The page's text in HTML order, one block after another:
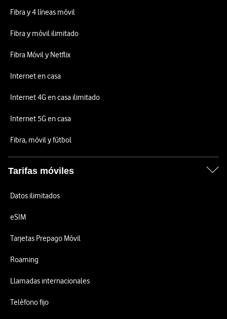
Fibra y 4 líneas móvil
Fibra y móvil ilimitado
Fibra Móvil y Netflix
Internet en casa
Internet 4G en casa ilimitado
Internet 5G en casa
Fibra, móvil y fútbol
Tarifas móviles
Datos ilimitados
eSIM
Tarjetas Prepago Móvil
Roaming
Llamadas internacionales
Teléfono fijo